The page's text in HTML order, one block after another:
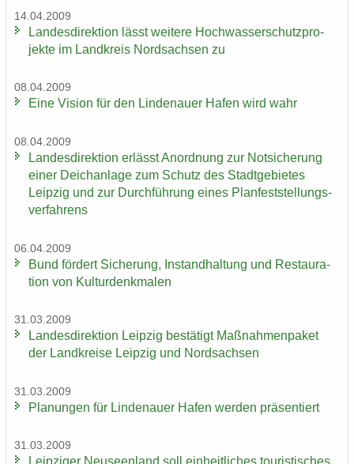
14.04.2009
Lan­des­di­rek­ti­on lässt wei­te­re Hoch­was­ser­schutz­pro­
jek­te im Land­kreis Nord­sach­sen zu
08.04.2009
Eine Vi­si­on für den Lin­de­nau­er Hafen wird wahr
08.04.2009
Lan­des­di­rek­ti­on er­lässt An­ord­nung zur Not­si­che­rung
einer Deich­an­la­ge zum Schutz des Stadt­ge­bie­tes
Leip­zig und zur Durch­füh­rung eines Plan­fest­stel­lungs­
ver­fah­rens
06.04.2009
Bund för­dert Si­che­rung, In­stand­hal­tung und Re­stau­ra­
ti­on von Kul­tur­denk­ma­len
31.03.2009
Lan­des­di­rek­ti­on Leip­zig be­stä­tigt Maß­nah­men­pa­ket
der Land­krei­se Leip­zig und Nord­sach­sen
31.03.2009
Pla­nun­gen für Lin­de­nau­er Hafen wer­den prä­sen­tiert
31.03.2009